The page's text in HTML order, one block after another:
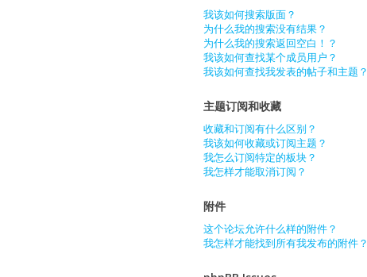
我该如何搜索版面？
为什么我的搜索没有结果？
为什么我的搜索返回空白！？
我该如何查找某个成员用户？
我该如何查找我发表的帖子和主题？
主题订阅和收藏
收藏和订阅有什么区别？
我该如何收藏或订阅主题？
我怎么订阅特定的板块？
我怎样才能取消订阅？
附件
这个论坛允许什么样的附件？
我怎样才能找到所有我发布的附件？